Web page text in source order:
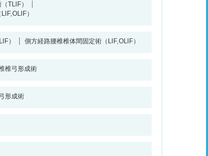
TLIF）
）
） 側方経路腰椎椎体間固定術（LIF,OLIF）
椎弓形成術
形成術